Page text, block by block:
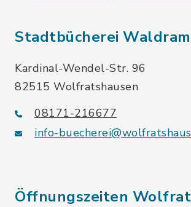
Stadtbücherei Waldram
Kardinal-Wendel-Str. 96
82515 Wolfratshausen
08171-216677
info-
Öffnungszeiten